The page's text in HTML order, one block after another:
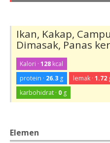
Ikan, Kakap,
Dimasak, Panas
Kalori ·128 kcal
protein · 26.3 g lemak · 1.72
karbohidrat · 0 g
Elemen